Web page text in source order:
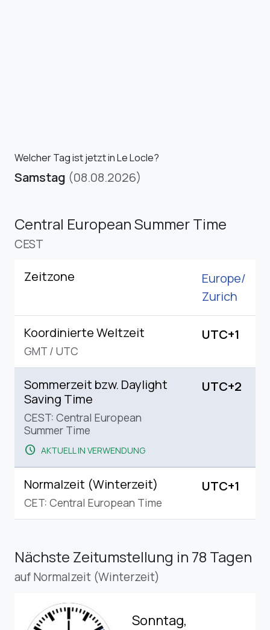
Welcher Tag ist jetzt in Le Locle?
Samstag (08.08.2026)
Central European Summer Time
CEST
Zeitzone
Europe/
Zurich
Koordinierte Weltzeit
GMT / UTC
UTC+1
Sommerzeit bzw. Daylight
Saving Time
CEST: Central European
Summer Time
schedule AKTUELL IN VERWENDUNG
UTC+2
Normalzeit (Winterzeit)
CET: Central European Time
UTC+1
Nächste Zeitumstellung in 78 Tagen
auf Normalzeit (Winterzeit)
Sonntag,